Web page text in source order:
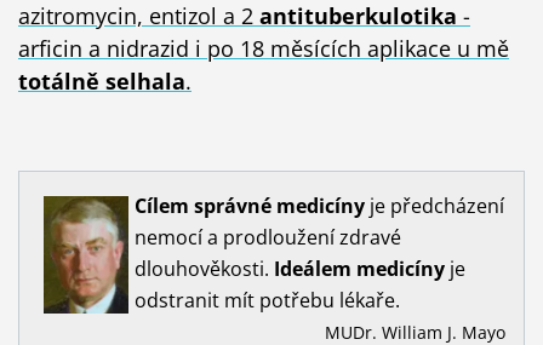
azitromycin, entizol a 2 antituberkulotika -
arficin a nidrazid i po 18 měsících aplikace u mě
totálně selhala.
Cílem správné medicíny je předcházení
nemocí a prodloužení zdravé
dlouhověkosti. Ideálem medicínyje
odstranit mít potřebu lékaře.
MUDr. William J. Mayo